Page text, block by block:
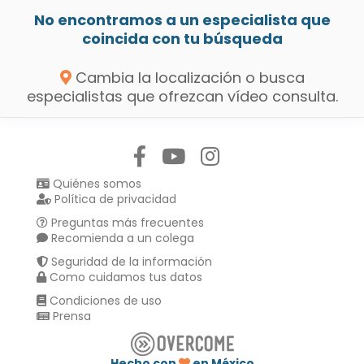
No encontramos a un especialista que
coincida con tu búsqueda
Cambia la localización o busca
especialistas que ofrezcan vídeo consulta.
Quiénes somos
Política de privacidad
Preguntas más frecuentes
Recomienda a un colega
Seguridad de la información
Como cuidamos tus datos
Condiciones de uso
Prensa